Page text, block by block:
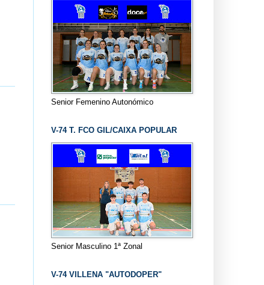
Senior Femenino Autonómico
V-74 T. FCO GIL/CAIXA POPULAR
Senior Masculino 1ª Zonal
V-74 VILLENA "AUTODOPER"